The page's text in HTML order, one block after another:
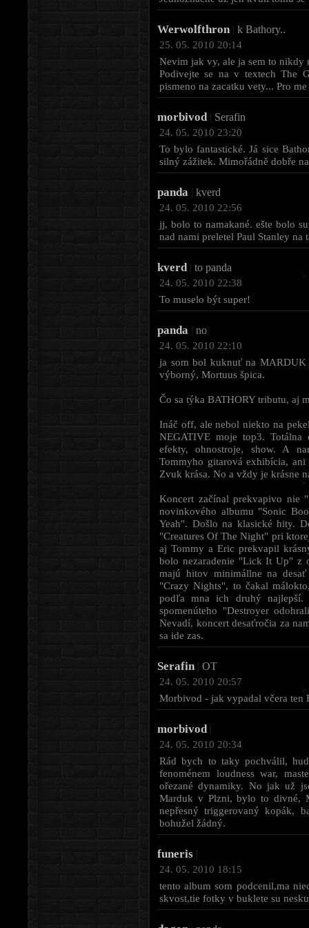
Werwolfthron | k Bathory..
25. 05. 2010 20:14
Nevim jak vy, ale ja sem to nikdy
Podivejte se na v textech The
pismeno na zacatku vety... Pro
morbivod | Serafin
24. 05. 2010 23:20
To bylo fantastické. Já sice
silný zážitek. Mimořádně dobře
panda | kverd
24. 05. 2010 22:56
jj, bolo to namakané. ešte bolo
nad nami preletel Paul Stanley na
kverd | to panda
24. 05. 2010 22:38
To muselo být super!
panda | no
24. 05. 2010 22:10
ja som bol kuknuť na
výborný, Mortuus špica.
Čo sa týka BATHORY tributu, aj
Ináč off, ale nebol niekto na
NEGATIVE moje top3. Totálna
efekty, ohnostroje, show. A
Tommyho gitarová exhibícia,
Zvuk krása. No a vždy je krásne
Koncert začínal prekvapivo nie
novinkového albumu "Sonic
Yeah". Došlo na klasické hity.
"Creatures Of The Night" pri
aj Tommy a Eric prekvapil
bolo nezaradenie "Lick It Up" z
majú hitov minimállne na
"Crazy Nights", to čakal
podľa mna ich druhý najlepší.
spomenúteho "Destroyer
Nevadí, koncert desaťročia za
sa ide zas.
Serafin | OT
24. 05. 2010 20:57
Morbivod - jak vypadal včera ten
morbivod |
24. 05. 2010 20:34
Rád bych to taky pochválil,
fenoménem loudness war,
ořezané dynamiky. No jak už
Marduk v Plzni, bylo to divné,
nepřesný triggerovaný kopák,
bohužel žádný.
funeris |
24. 05. 2010 18:15
tento album som podcenil,ma
skvost,tie fotky v buklete su